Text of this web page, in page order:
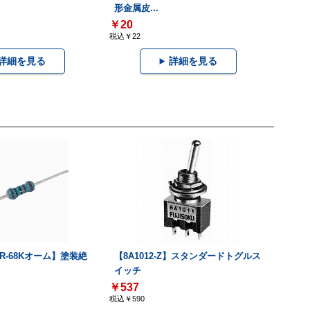
細を見る
形金属皮...
￥20
税込￥22
詳細を見る
68Kオーム】塗装絶
【8A1012-Z】スタンダードトグルス
イッチ
￥537
税込￥590